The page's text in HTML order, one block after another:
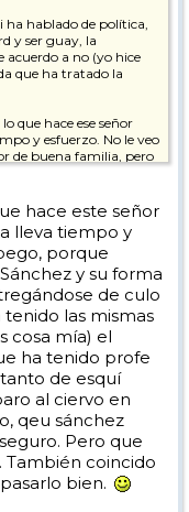
ha hablado de política,
y ser guay, la
acuerdo a no (yo hice
que ha tratado la
que hace ese señor
y esfuerzo. No le veo
de buena familia, pero
hace este señor
lleva tiempo y
porque
y su forma
de culo
las mismas
cosa mía) el
ha tenido profe
de esquí
al ciervo en
qeu sánchez
Pero que
coincido
bien.